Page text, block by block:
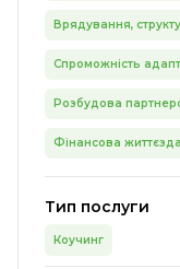
Врядування,
Спроможність
Розбудова
Фінансова
Тип послуги
Коучинг